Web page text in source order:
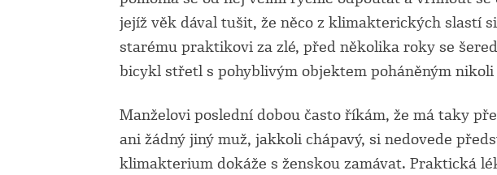
jejíž věk dával tušit, že něco z klimakterických slastí
starému praktikovi za zlé, před několika roky se
bicykl střetl s pohyblivým objektem poháněným
Manželovi poslední dobou často říkám, že má taky
ani žádný jiný muž, jakkoli chápavý, si nedovede
klimakterium dokáže s ženskou zamávat. Praktická